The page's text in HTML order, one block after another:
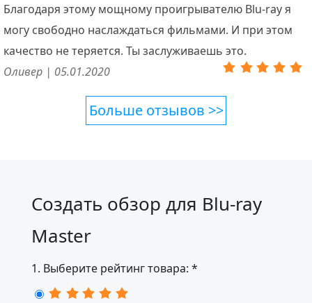
Благодаря этому мощному проигрывателю Blu-ray я
могу свободно наслаждаться фильмами. И при этом
качество не теряется. Ты заслуживаешь это.
Оливер | 05.01.2020
Больше отзывов >>
Создать обзор для Blu-ray
Master
1. Выберите рейтинг товара: *